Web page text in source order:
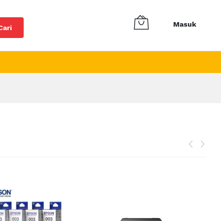
Masuk